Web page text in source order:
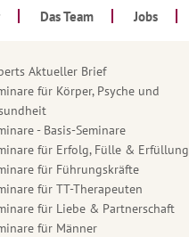
Das Team Jobs
Aktueller Brief
für Körper, Psyche und
- Basis-Seminare
für Erfolg, Fülle & Erfüllung
für Führungskräfte
für TT-Therapeuten
für Liebe & Partnerschaft
für Männer